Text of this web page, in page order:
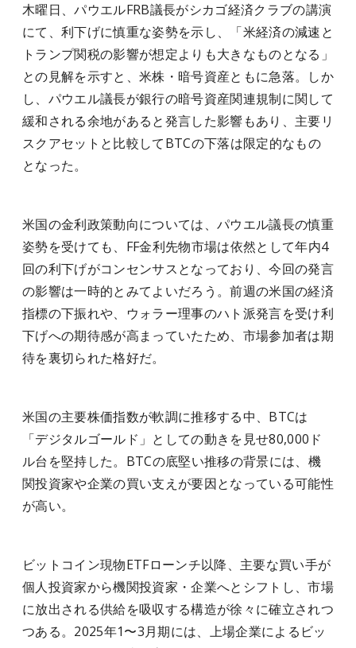
木曜日、パウエルFRB議長がシカゴ経済クラブの講演
にて、利下げに慎重な姿勢を示し、「米経済の減速と
トランプ関税の影響が想定よりも大きなものとなる」
との見解を示すと、米株・暗号資産ともに急落。しか
し、パウエル議長が銀行の暗号資産関連規制に関して
緩和される余地があると発言した影響もあり、主要リ
スクアセットと比較してBTCの下落は限定的なもの
となった。
米国の金利政策動向については、パウエル議長の慎重
姿勢を受けても、FF金利先物市場は依然として年内4
回の利下げがコンセンサスとなっており、今回の発言
の影響は一時的とみてよいだろう。前週の米国の経済
指標の下振れや、ウォラー理事のハト派発言を受け利
下げへの期待感が高まっていたため、市場参加者は期
待を裏切られた格好だ。
米国の主要株価指数が軟調に推移する中、BTCは
「デジタルゴールド」としての動きを見せ80,000ド
ル台を堅持した。BTCの底堅い推移の背景には、機
関投資家や企業の買い支えが要因となっている可能性
が高い。
ビットコイン現物ETFローンチ以降、主要な買い手が
個人投資家から機関投資家・企業へとシフトし、市場
に放出される供給を吸収する構造が徐々に確立されつ
つある。2025年1〜3月期には、上場企業によるビッ